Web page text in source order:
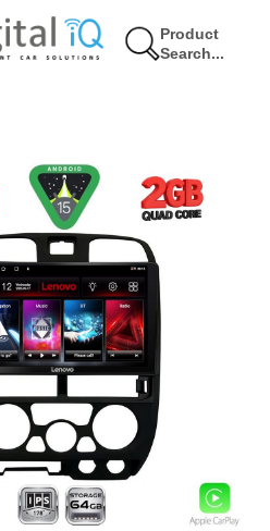
Product
Search...
17% Έκπτωση